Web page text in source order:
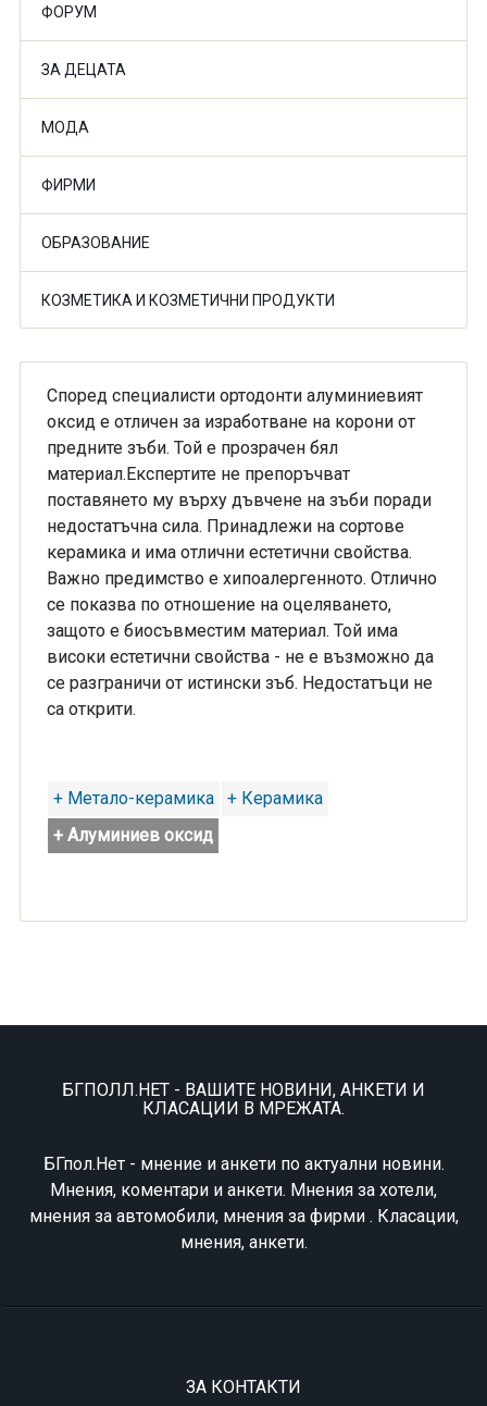
ФОРУМ
ЗА ДЕЦАТА
МОДА
ФИРМИ
ОБРАЗОВАНИЕ
КОЗМЕТИКА И КОЗМЕТИЧНИ ПРОДУКТИ
Според специалисти ортодонти алуминиевият
оксид е отличен за изработване на корони от
предните зъби. Той е прозрачен бял
материал.Експертите не препоръчват
поставянето му върху дъвчене на зъби поради
недостатъчна сила. Принадлежи на сортове
керамика и има отлични естетични свойства.
Важно предимство е хипоалергенното. Отлично
се показва по отношение на оцеляването,
защото е биосъвместим материал. Той има
високи естетични свойства - не е възможно да
се разграничи от истински зъб. Недостатъци не
са открити.
+ Метало-керамика
+ Керамика
+ Алуминиев оксид
БГПОЛЛ.НЕТ - ВАШИТЕ НОВИНИ, АНКЕТИ И
КЛАСАЦИИ В МРЕЖАТА.
БГпол.Нет - мнение и анкети по актуални новини.
Мнения, коментари и анкети. Мнения за хотели,
мнения за автомобили, мнения за фирми . Класации,
мнения, анкети.
ЗА КОНТАКТИ